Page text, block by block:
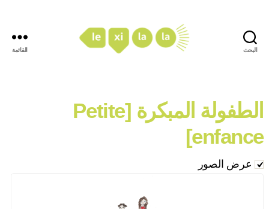
البحث القائمة
الطفولة المبكرة [Petite
enfance]
عرض الصور